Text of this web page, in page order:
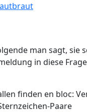
man sagt,
in diese
finden en bloc:
Paare